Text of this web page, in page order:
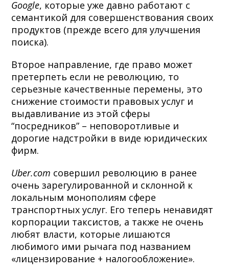
Google, которые уже давно работают с
семантикой для совершенствования своих
продуктов (прежде всего для улучшения
поиска).
Второе направление, где право может
претерпеть если не революцию, то
серьезные качественные перемены, это
снижение стоимости правовых услуг и
выдавливание из этой сферы
“посредников” – неповоротливые и
дорогие надстройки в виде юридических
фирм.
Uber.com совершил революцию в ранее
очень зарегулированной и склонной к
локальным монополиям сфере
транспортных услуг. Его теперь ненавидят
корпорации таксистов, а также не очень
любят власти, которые лишаются
любимого ими рычага под названием
«лицензирование + налогообложение».